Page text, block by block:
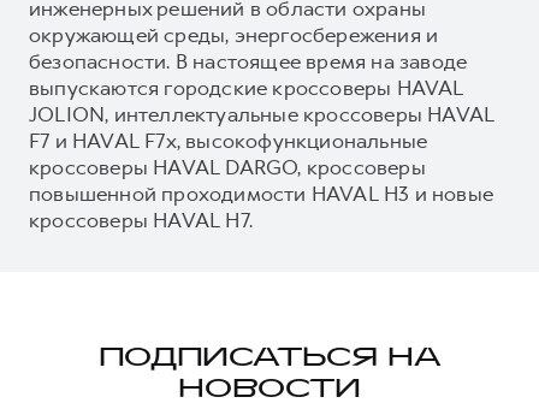
инженерных решений в области охраны
окружающей среды, энергосбережения и
безопасности. В настоящее время на заводе
выпускаются городские кроссоверы HAVAL
JOLION, интеллектуальные кроссоверы HAVAL
F7 и HAVAL F7x, высокофункциональные
кроссоверы HAVAL DARGO, кроссоверы
повышенной проходимости HAVAL H3 и новые
кроссоверы HAVAL H7.
ПОДПИСАТЬСЯ НА
НОВОСТИ